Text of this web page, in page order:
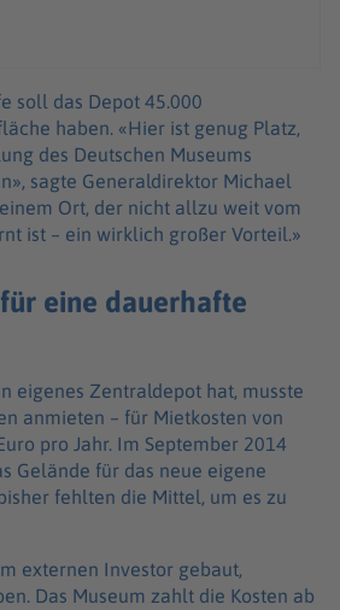
soll das Depot 45.000
haben. «Hier ist genug Platz,
des Deutschen Museums
sagte Generaldirektor Michael
Ort, der nicht allzu weit vom
ist – ein wirklich großer Vorteil.»
eine dauerhafte
eigenes Zentraldepot hat, musste
anmieten – für Mietkosten von
pro Jahr. Im September 2014
Gelände für das neue eigene
fehlten die Mittel, um es zu
externen Investor gebaut,
Das Museum zahlt die Kosten ab